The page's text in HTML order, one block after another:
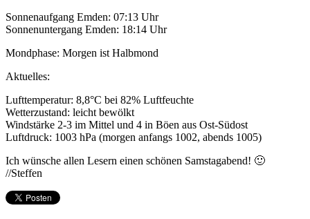
Sonnenaufgang Emden: 07:13 Uhr
Sonnenuntergang Emden: 18:14 Uhr
Mondphase: Morgen ist Halbmond
Aktuelles:
Lufttemperatur: 8,8°C bei 82% Luftfeuchte
Wetterzustand: leicht bewölkt
Windstärke 2-3 im Mittel und 4 in Böen aus Ost-Südost
Luftdruck: 1003 hPa (morgen anfangs 1002, abends 1005)
Ich wünsche allen Lesern einen schönen Samstagabend! 🙂
//Steffen